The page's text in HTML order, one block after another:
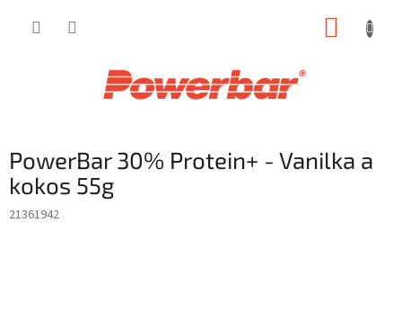
PowerBar 30% Protein+ - Vanilka a
kokos 55g
21361942